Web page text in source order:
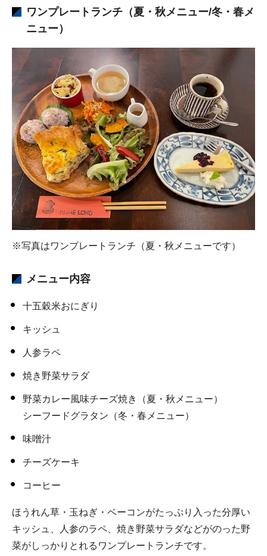
ワンプレートランチ（夏・秋メニュー/冬・春メ
ニュー）
※写真はワンプレートランチ（夏・秋メニューです）
メニュー内容
十五穀米おにぎり
キッシュ
人参ラペ
焼き野菜サラダ
野菜カレー風味チーズ焼き（夏・秋メニュー）
シーフードグラタン（冬・春メニュー）
味噌汁
チーズケーキ
コーヒー
ほうれん草・玉ねぎ・ベーコンがたっぷり入った分厚い
キッシュ、人参のラペ、焼き野菜サラダなどがのった野
菜がしっかりとれるワンプレートランチです。